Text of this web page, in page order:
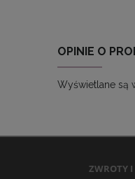
OPINIE O
Wyświetlane są
ZWROTY I